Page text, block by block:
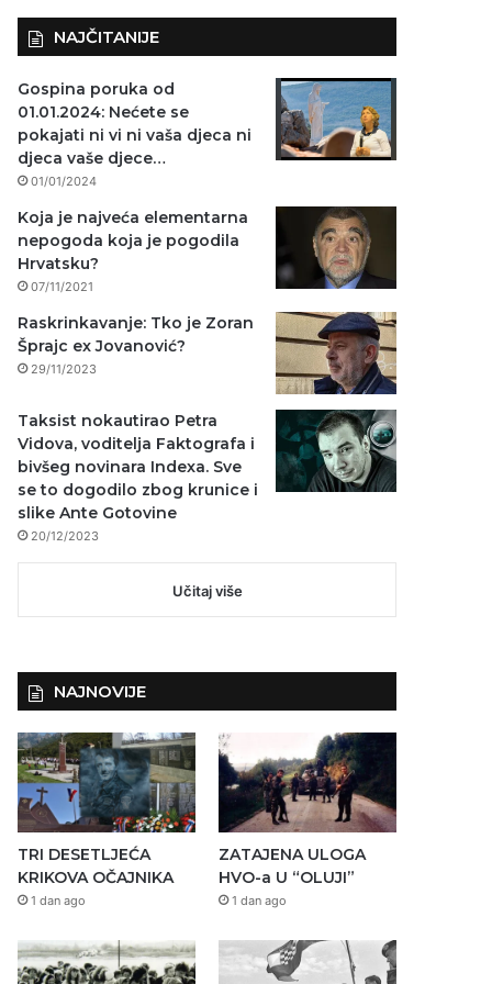
NAJČITANIJE
Gospina poruka od
01.01.2024: Nećete se
pokajati ni vi ni vaša djeca ni
djeca vaše djece…
01/01/2024
Koja je najveća elementarna
nepogoda koja je pogodila
Hrvatsku?
07/11/2021
Raskrinkavanje: Tko je Zoran
Šprajc ex Jovanović?
29/11/2023
Taksist nokautirao Petra
Vidova, voditelja Faktografa i
bivšeg novinara Indexa. Sve
se to dogodilo zbog krunice i
slike Ante Gotovine
20/12/2023
Učitaj više
NAJNOVIJE
TRI DESETLJEĆA
KRIKOVA OČAJNIKA
1 dan ago
ZATAJENA ULOGA
HVO-a U “OLUJI”
1 dan ago